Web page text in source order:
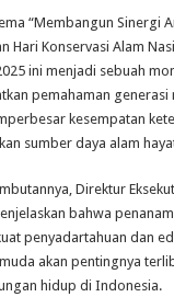
“Membangun Sinergi
Hari Konservasi Alam
ini menjadi sebuah
pemahaman
kesempatan
sumber daya alam
Direktur
bahwa
penyadartahuan dan
akan pentingnya
hidup di Indonesia.